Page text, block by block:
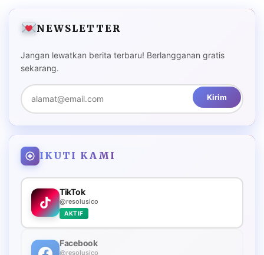
NEWSLETTER
Jangan lewatkan berita terbaru! Berlangganan gratis
sekarang.
Kirim
IKUTI KAMI
TikTok
@resolusico
AKTIF
Facebook
@resolusico